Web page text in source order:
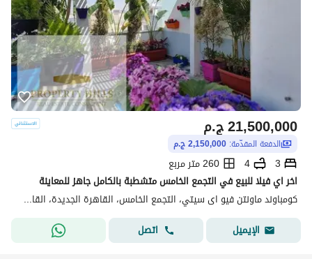
ج.م21,500,000
الدفعة المقدّمة: 2,150,000 ج.م
3
4
260 متر مربع
اخر اي فيلا للبيع في التجمع الخامس متشطبة بالكامل جاهز للمعاينة
كومباوند ماونتن فيو اى سيتي، التجمع الخامس، القاهرة الجديدة، القاهرة
الإيميل
اتصل